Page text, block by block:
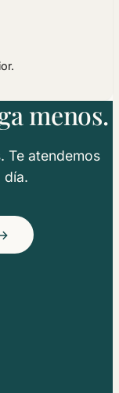
menos.
Te atendemos
día.